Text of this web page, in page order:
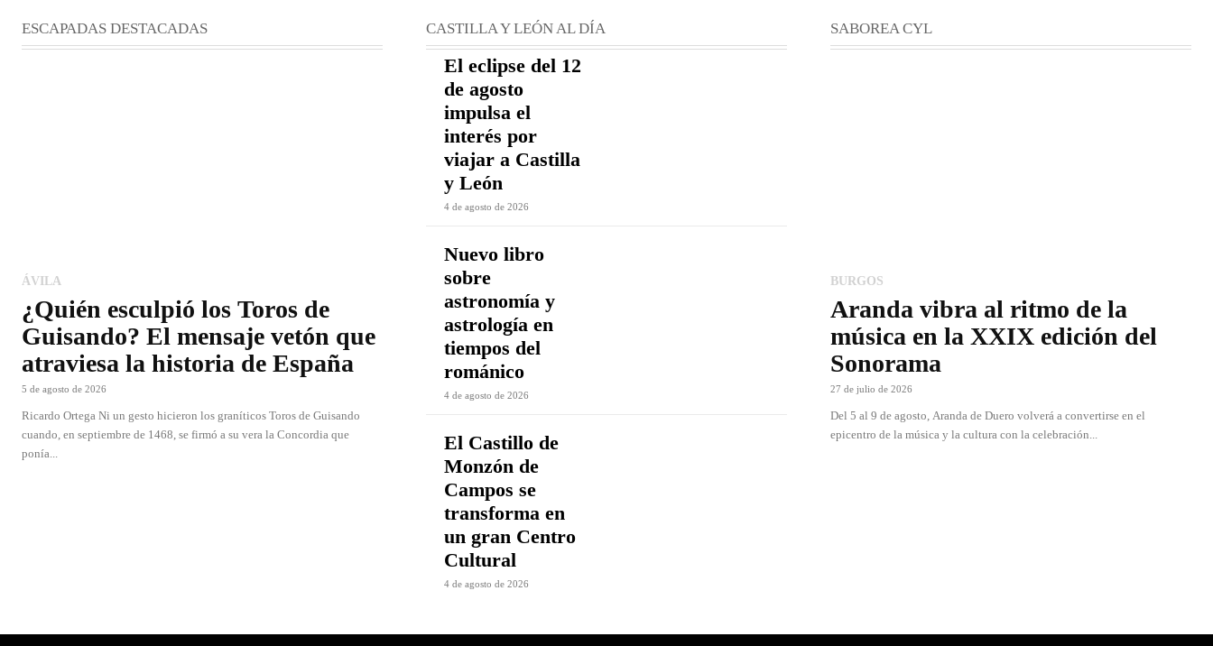
ESCAPADAS DESTACADAS
ÁVILA
¿Quién esculpió los Toros de
Guisando? El mensaje vetón que
atraviesa la historia de España
5 de agosto de 2026
Ricardo Ortega Ni un gesto hicieron los graníticos Toros de Guisando
cuando, en septiembre de 1468, se firmó a su vera la Concordia que
ponía...
CASTILLA Y LEÓN AL DÍA
El eclipse del 12
de agosto
impulsa el
interés por
viajar a Castilla
y León
4 de agosto de 2026
Nuevo libro
sobre
astronomía y
astrología en
tiempos del
románico
4 de agosto de 2026
El Castillo de
Monzón de
Campos se
transforma en
un gran Centro
Cultural
4 de agosto de 2026
SABOREA CYL
BURGOS
Aranda vibra al ritmo de la
música en la XXIX edición del
Sonorama
27 de julio de 2026
Del 5 al 9 de agosto, Aranda de Duero volverá a convertirse en el
epicentro de la música y la cultura con la celebración...